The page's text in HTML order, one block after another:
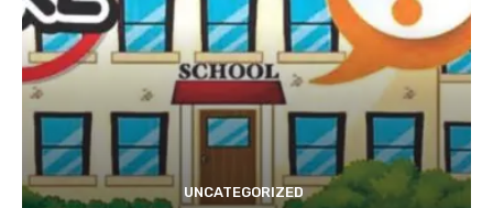
UNCATEGORIZED